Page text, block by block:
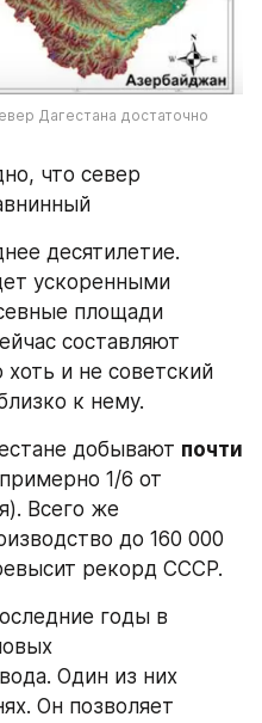
Дагестана достаточно
что север
десятилетие.
ускоренными
площади
составляют
и не советский
к нему.
добывают почти
1/6 от
Всего же
до 160 000
рекорд СССР.
годы в
Один из них
Он позволяет